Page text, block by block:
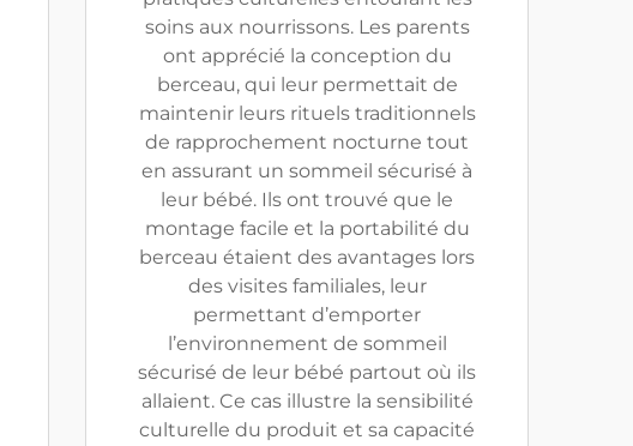
soins aux nourrissons. Les parents
ont apprécié la conception du
berceau, qui leur permettait de
maintenir leurs rituels traditionnels
de rapprochement nocturne tout
en assurant un sommeil sécurisé à
leur bébé. Ils ont trouvé que le
montage facile et la portabilité du
berceau étaient des avantages lors
des visites familiales, leur
permettant d’emporter
l’environnement de sommeil
sécurisé de leur bébé partout où ils
allaient. Ce cas illustre la sensibilité
culturelle du produit et sa capacité